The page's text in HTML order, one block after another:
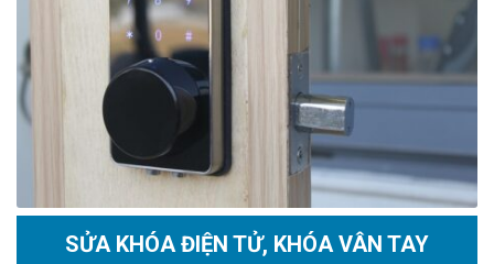
SỬA KHÓA ĐIỆN TỬ, KHÓA VÂN TAY